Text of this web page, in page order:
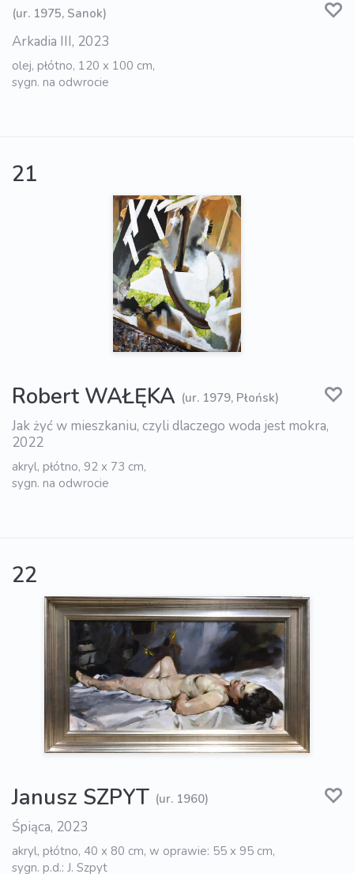
(ur. 1975, Sanok)
Arkadia III, 2023
olej, płótno, 120 x 100 cm,
sygn. na odwrocie
21
Robert WAŁĘKA (ur. 1979, Płońsk)
Jak żyć w mieszkaniu, czyli dlaczego woda jest mokra,
2022
akryl, płótno, 92 x 73 cm,
sygn. na odwrocie
22
Janusz SZPYT (ur. 1960)
Śpiąca, 2023
akryl, płótno, 40 x 80 cm, w oprawie: 55 x 95 cm,
sygn. p.d.: J. Szpyt